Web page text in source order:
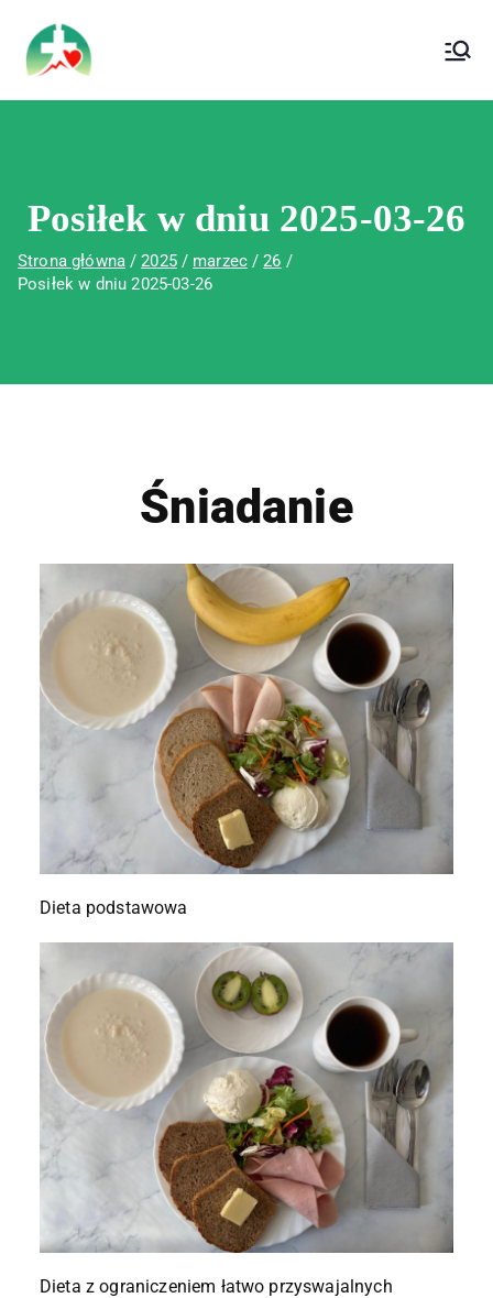
Wojewódzki Szpital Specjalistyczny im.
Św. Rafała w Czerwonej Górze
Posiłek w dniu 2025-03-26
Strona główna 2025 marzec
26
Posiłek w dniu 2025-03-26
Śniadanie
Dieta podstawowa
Dieta z ograniczeniem łatwo przyswajalnych